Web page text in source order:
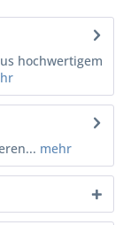
hochwertigem
mehr